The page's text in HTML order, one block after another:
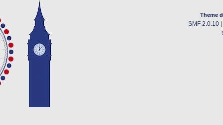
Theme
SMF 2.0.10|